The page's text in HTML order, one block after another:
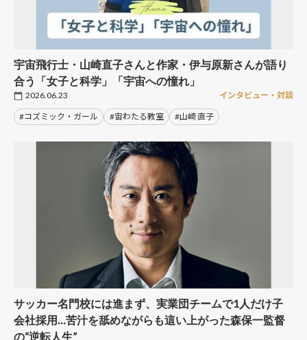
宇宙飛行士・山崎直子さんと作家・伊与原新さんが語り
合う「女子と科学」「宇宙への憧れ」
2026.06.23 インタビュー・対談
#コズミック・ガール #宙わたる教室 #山崎 直子
サッカー名門校には進まず、実業団チームで1人だけ子
会社採用…苦汁を舐めながらも這い上がった森保一監督
の“逆転人生”